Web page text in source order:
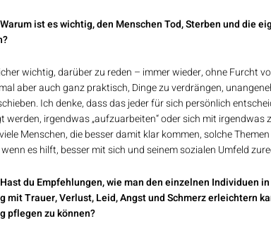
ist es wichtig, den Menschen Tod, Sterben und die
wichtig, darüber zu reden – immer wieder, ohne Furcht
aber auch ganz praktisch, Dinge zu verdrängen,
Ich denke, dass das jeder für sich persönlich
werden, irgendwas „aufzuarbeiten“ oder sich mit
Menschen, die besser damit klar kommen, solche
es hilft, besser mit sich und seinem sozialen Umfeld
du Empfehlungen, wie man den einzelnen Individuen
mit Trauer, Verlust, Leid, Angst und Schmerz erleichtern
pflegen zu können?